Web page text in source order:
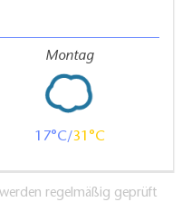
Montag
17 31
regelmäßig geprüft